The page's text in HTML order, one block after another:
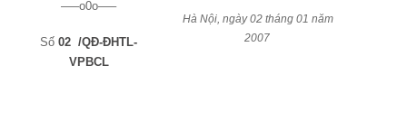
—–o0o—–
Số 02 /QĐ-ĐHTL-
VPBCL
Hà Nội, ngày 02 tháng 01 năm
2007